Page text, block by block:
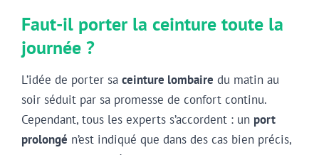
Faut-il porter la ceinture toute la
journée ?
L’idée de porter sa ceinture lombaire du matin au
soir séduit par sa promesse de confort continu.
Cependant, tous les experts s’accordent : un port
prolongé n’est indiqué que dans des cas bien précis,